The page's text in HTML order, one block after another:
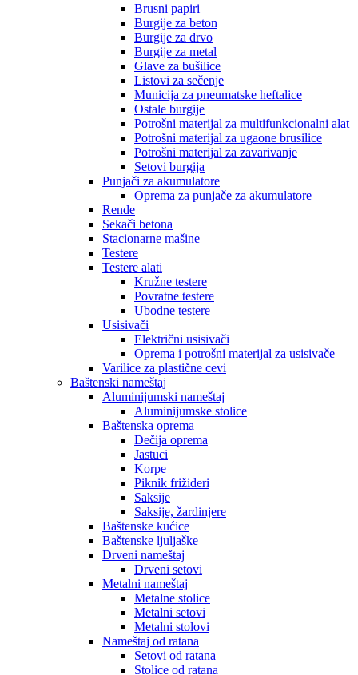
Brusni papiri
Burgije za beton
Burgije za drvo
Burgije za metal
Glave za bušilice
Listovi za sečenje
Municija za pneumatske heftalice
Ostale burgije
Potrošni materijal za multifunkcionalni alat
Potrošni materijal za ugaone brusilice
Potrošni materijal za zavarivanje
Setovi burgija
Punjači za akumulatore
Oprema za punjače za akumulatore
Rende
Sekači betona
Stacionarne mašine
Testere
Testere alati
Kružne testere
Povratne testere
Ubodne testere
Usisivači
Električni usisivači
Oprema i potrošni materijal za usisivače
Varilice za plastične cevi
Baštenski nameštaj
Aluminijumski nameštaj
Aluminijumske stolice
Baštenska oprema
Dečija oprema
Jastuci
Korpe
Piknik frižideri
Saksije
Saksije, žardinjere
Baštenske kućice
Baštenske ljuljaške
Drveni nameštaj
Drveni setovi
Metalni nameštaj
Metalne stolice
Metalni setovi
Metalni stolovi
Nameštaj od ratana
Setovi od ratana
Stolice od ratana